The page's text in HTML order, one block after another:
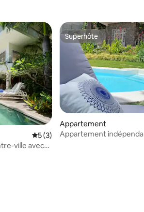
Évaluation moyenne sur la base
5 (3)
ville avec
Superhôte
Superhôte
Appartement
Appartement